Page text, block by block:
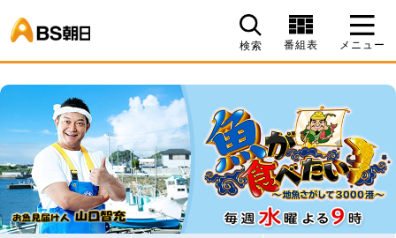
検索 番組表 メニュー